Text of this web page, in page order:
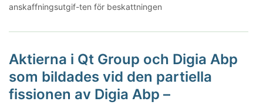
anskaffningsutgif-ten för beskattningen
Aktierna i Qt Group och Digia Abp
som bildades vid den partiella
fissionen av Digia Abp –